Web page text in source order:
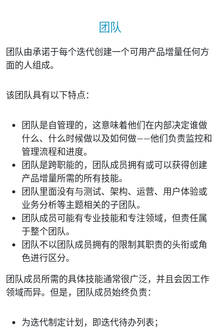
团队
团队由承诺于每个迭代创建一个可用产品增量任何方
面的人组成。
该团队具有以下特点：
团队是自管理的，这意味着他们在内部决定谁做
什么、什么时候做以及如何做——他们负责监控和
管理流程和进度。
团队是跨职能的，团队成员拥有或可以获得创建
产品增量所需的所有技能。
团队里面没有与测试、架构、运营、用户体验或
业务分析等主题相关的子团队。
团队成员可能有专业技能和专注领域，但责任属
于整个团队。
团队不以团队成员拥有的限制其职责的头衔或角
色进行区分。
团队成员所需的具体技能通常很广泛，并且会因工作
领域而异。但是，团队成员始终负责：
为迭代制定计划，即迭代待办列表；